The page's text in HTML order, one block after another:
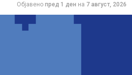
Објавено пред 1 ден на 7 август, 2026